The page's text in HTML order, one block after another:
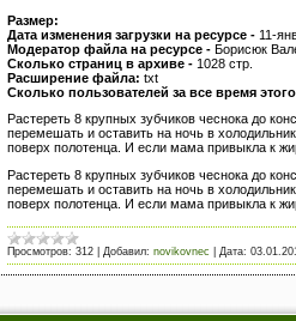
Размер:
Дата изменения загрузки на ресурсе - 11-
Модератор файла на ресурсе - Борисюк
Сколько страниц в архиве - 1028 стр.
Расширение файла: txt
Сколько пользователей за все время
Растереть 8 крупных зубчиков чеснока до
перемешать и оставить на ночь в
поверх полотенца. И если мама привыкла к
Растереть 8 крупных зубчиков чеснока до
перемешать и оставить на ночь в
поверх полотенца. И если мама привыкла к
Просмотров: 312 Добавил: novikovnec Дата: